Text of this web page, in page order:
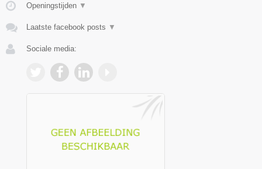
Openingstijden ▼
Laatste facebook posts ▼
Sociale media: